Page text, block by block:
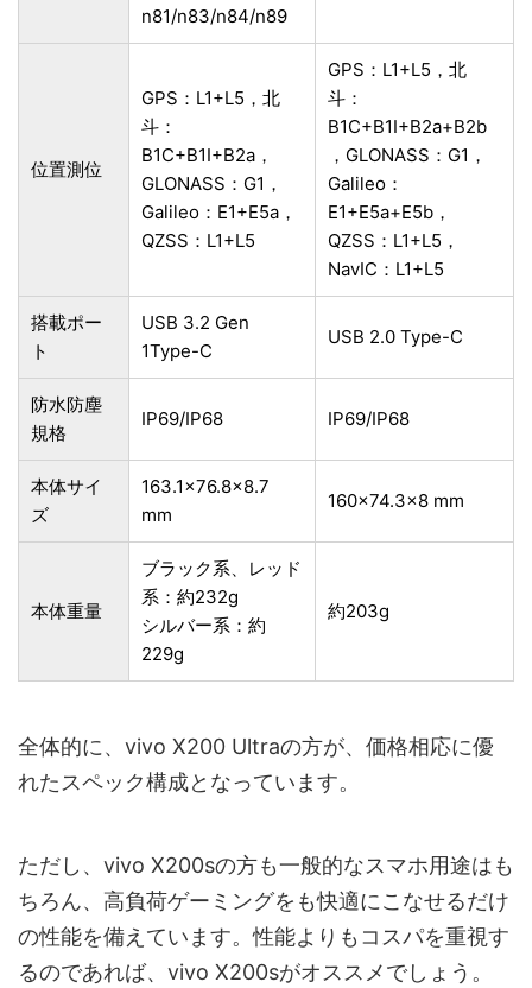
n81/n83/n84/n89
位置測位
GPS：L1+L5，北
斗：
B1C+B1I+B2a，
GLONASS：G1，
Galileo：E1+E5a，
QZSS：L1+L5
GPS：L1+L5，北
斗：
B1C+B1I+B2a+B2b
，GLONASS：G1，
Galileo：
E1+E5a+E5b，
QZSS：L1+L5，
NavIC：L1+L5
搭載ポー
ト
USB 3.2 Gen
1Type-C
USB 2.0 Type-C
防水防塵
規格
IP69/IP68 IP69/IP68
本体サイ
ズ
163.1×76.8×8.7
mm
160×74.3×8 mm
本体重量
ブラック系、レッド
系：約232g
シルバー系：約
229g
約203g
全体的に、vivo X200 Ultraの方が、価格相応に優
れたスペック構成となっています。
ただし、vivo X200sの方も一般的なスマホ用途はも
ちろん、高負荷ゲーミングをも快適にこなせるだけ
の性能を備えています。性能よりもコスパを重視す
るのであれば、vivo X200sがオススメでしょう。